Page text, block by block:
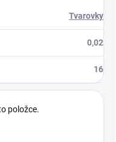
Tvarovky
0,02
16
položce.